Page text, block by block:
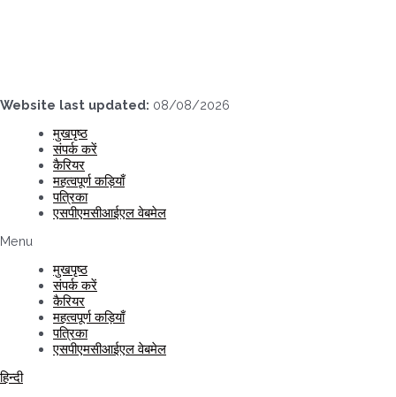
Website last updated: 08/08/2026
मुखपृष्ठ
संपर्क करें
कैरियर
महत्वपूर्ण कड़ियाँ
पत्रिका
एसपीएमसीआईएल वेबमेल
Menu
मुखपृष्ठ
संपर्क करें
कैरियर
महत्वपूर्ण कड़ियाँ
पत्रिका
एसपीएमसीआईएल वेबमेल
हिन्दी